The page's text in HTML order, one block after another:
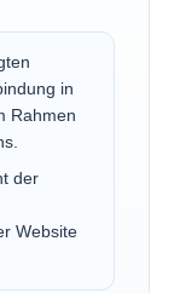
in
Rahmen
der
Website